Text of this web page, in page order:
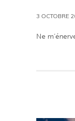
3 OCTOBRE
Ne